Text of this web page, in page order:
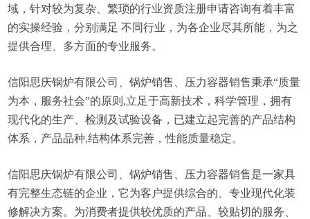
域，针对较为复杂、繁琐的行业资质注册申请咨询有着丰富
的实操经验，分别满足 不同行业，为各企业尽其所能，为之
提供合理、多方面的专业服务。
信阳思庆锅炉有限公司、锅炉销售、压力容器销售秉承“质量
为本，服务社会”的原则,立足于高新技术，科学管理，拥有
现代化的生产、检测及试验设备，已建立起完善的产品结构
体系，产品品种,结构体系完善，性能质量稳定。
信阳思庆锅炉有限公司、锅炉销售、压力容器销售是一家具
有完整生态链的企业，它为客户提供综合的、专业现代化装
修解决方案。为消费者提供较优质的产品、较贴切的服务、